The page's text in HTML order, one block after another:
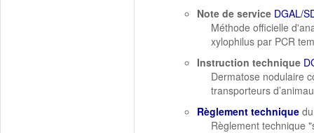
Note de service DGAL/
Méthode officielle
xylophilus par PCR
Instruction technique
Dermatose nodulaire
transporteurs
Règlement technique
Règlement technique